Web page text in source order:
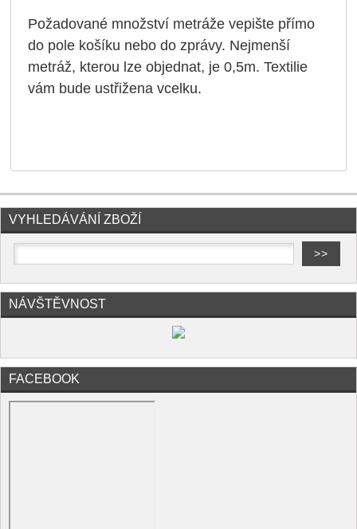
Požadované množství metráže vepište přímo
do pole košíku nebo do zprávy. Nejmenší
metráž, kterou lze objednat, je 0,5m. Textilie
vám bude ustřižena vcelku.
VYHLEDÁVÁNÍ ZBOŽÍ
NÁVŠTĚVNOST
FACEBOOK